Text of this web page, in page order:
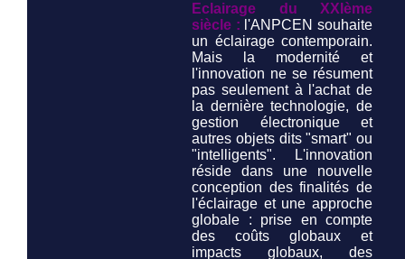
Eclairage du XXIème
siècle : l'ANPCEN souhaite
un éclairage contemporain.
Mais la modernité et
l'innovation ne se résument
pas seulement à l'achat de
la dernière technologie, de
gestion électronique et
autres objets dits "smart" ou
"intelligents". L'innovation
réside dans une nouvelle
conception des finalités de
l'éclairage et une approche
globale : prise en compte
des coûts globaux et
impacts globaux, des